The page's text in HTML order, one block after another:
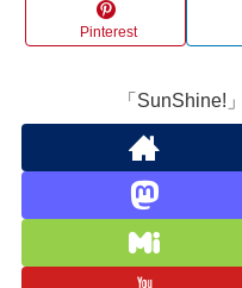
Pinterest
「SunShine!